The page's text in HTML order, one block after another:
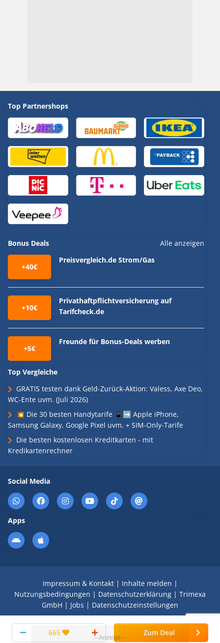
665 Zum Deal
Top Partnershops
Bonus Deals Alle anzeigen
+40€
Preisvergleich.de Strom/Gas
+10€
Privathaftpflichtversicherung auf
Tarifcheck.de
+5€
Freunde für Bonus-Deals werben
Top Vergleiche
GRATIS testen dank Geld-Zurück-Aktion: Valess, Axe Deo,
WC-Ente uvm. (Juli 2026)
💥 Die 30 besten Handytarife 📱➡️ Apple iPhone,
Samsung Galaxy, Google Pixel uvm. + SIM-Only-Tarife
Die besten kostenlosen Kreditkarten - mit
Kredikartenrechner
Social Media
Apps
Impressum & Kontakt| Inhalte melden |
Nutzungsbedingungen | Datenschutzerklärung | Trimexa
GmbH | Jobs | Datenschutzeinstellungen
© 2008 - 2026 Schnäppchen Blog mit Doktortitel -
DealDoktor.de